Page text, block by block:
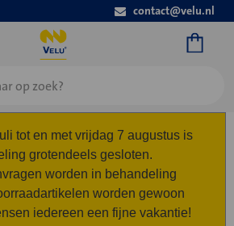
contact@velu.nl
tot en met vrijdag 7 augustus is
grotendeels gesloten.
worden in behandeling
worden gewoon
iedereen een fijne vakantie!